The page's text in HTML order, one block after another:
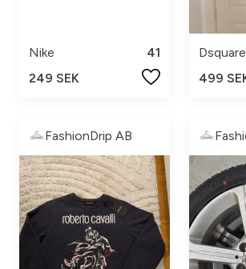
Nike
41
249 SEK
499
FashionDrip AB